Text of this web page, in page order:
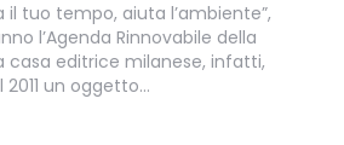
il tuo tempo, aiuta l’ambiente”,
l’Agenda Rinnovabile della
casa editrice milanese, infatti,
un oggetto…